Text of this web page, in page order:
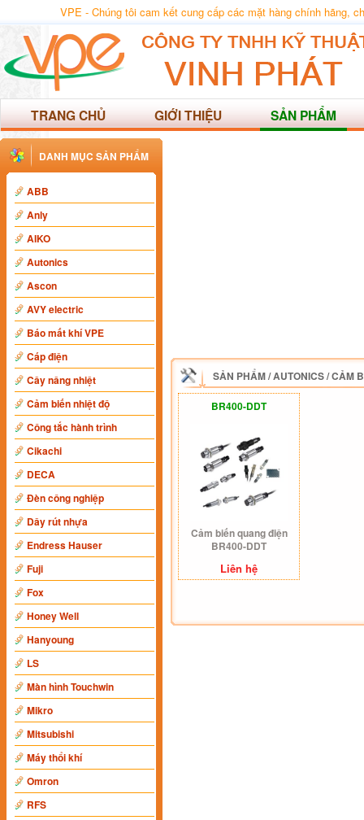
VPE - Chúng tôi cam kết cung cấp các mặt hàng chính hãng,
TRANG CHỦ GIỚI THIỆU SẢN PHẨM
DANH MỤC SẢN PHẨM
ABB
Anly
AIKO
Autonics
Ascon
AVY electric
Báo mất khí VPE
Cáp điện
Cây nâng nhiệt
Cảm biến nhiệt độ
Công tắc hành trình
Cikachi
DECA
Đèn công nghiệp
Dây rút nhựa
Endress Hauser
Fuji
Fox
Honey Well
Hanyoung
LS
Màn hình Touchwin
Mikro
Mitsubishi
Máy thổi khí
Omron
RFS
SẢN PHẨM/AUTONICS/CẢM
BR400-DDT
Cảm biến quang điện
BR400-DDT
Liên hệ